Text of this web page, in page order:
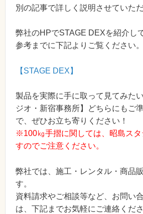
別の記事で詳しく説明させていた
弊社のHPでSTAGE DEXを紹介し
参考までに下記よりご覧ください。
【STAGE DEX】
製品を実際に手に取って見てみた
ジオ・新宿事務所】どちらにもご
で、ぜひお立ち寄りください！
※100㎏手摺に関しては、昭島スタ
すのでご注意ください。
弊社では、施工・レンタル・商品
す。
資料請求やご相談等など、お問い
は、下記までお気軽にご連絡くださ